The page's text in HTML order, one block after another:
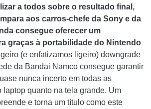
a todos sobre o resultado final,
aos carros-chefe da Sony e da
consegue oferecer um
graças à portabilidade do Nintendo
(e enfatizamos ligeiro) downgrade
da Bandai Namco consegue garantir
nunca incerto em todas as
laptop quanto na tela grande. Um
e torna um título como este